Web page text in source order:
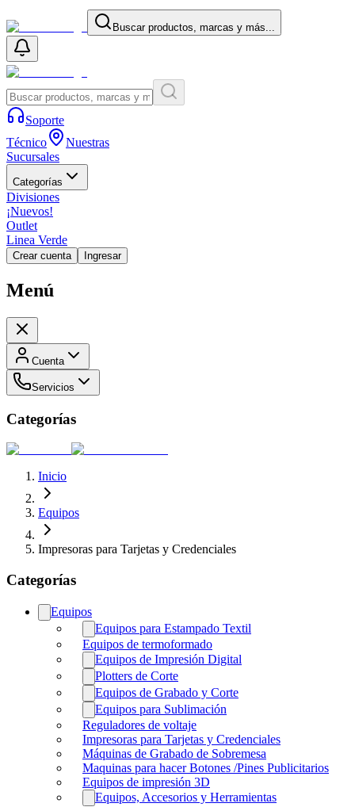
Buscar productos, marcas y más...
Soporte
Técnico
Nuestras
Sucursales
Categorías
Divisiones
¡Nuevos!
Outlet
Linea Verde
Crear cuenta Ingresar
Menú
Cuenta
Servicios
Categorías
Inicio
Equipos
Impresoras para Tarjetas y Credenciales
Categorías
Equipos
Equipos para Estampado Textil
Equipos de termoformado
Equipos de Impresión Digital
Plotters de Corte
Equipos de Grabado y Corte
Equipos para Sublimación
Reguladores de voltaje
Impresoras para Tarjetas y Credenciales
Máquinas de Grabado de Sobremesa
Maquinas para hacer Botones /Pines Publicitarios
Equipos de impresión 3D
Equipos, Accesorios y Herramientas